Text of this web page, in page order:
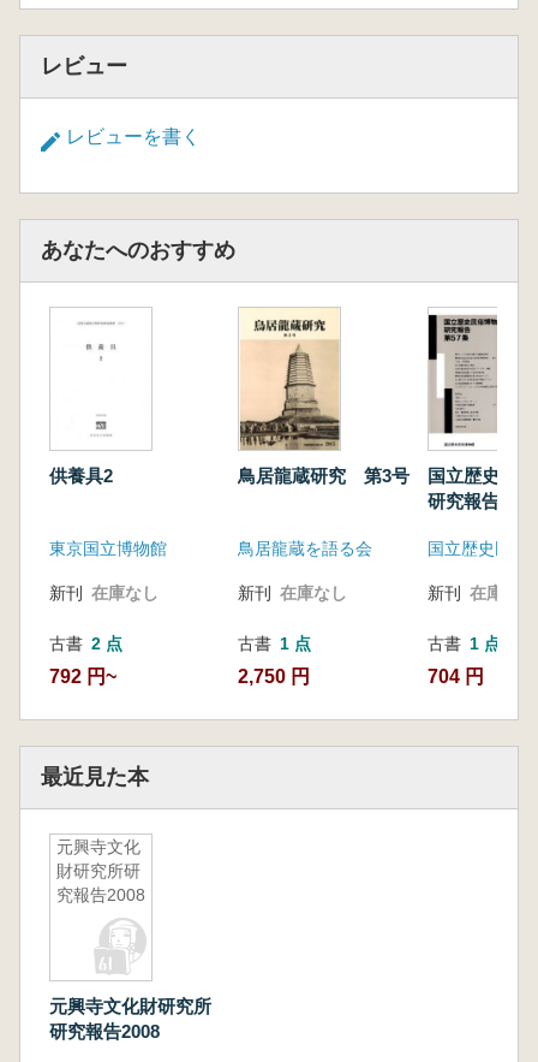
レビュー
レビューを書く
あなたへのおすすめ
供養具2
東京国立博物館
新刊 在庫なし
古書 2 点
792 円~
鳥居龍蔵研究 第3号
鳥居龍蔵を語る会
新刊 在庫なし
古書 1 点
2,750 円
国立歴史民
研究報告第
国立歴史民
新刊 在庫なし
古書 1 点
704 円
最近見た本
元興寺文化
財研究所研
究報告2008
元興寺文化財研究所
研究報告2008